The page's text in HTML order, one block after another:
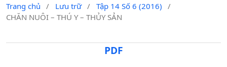
Trang chủ / Lưu trữ / Tập 14 Số 6 (2016)
/
CHĂN NUÔI – THÚ Y – THỦY SẢN
PDF